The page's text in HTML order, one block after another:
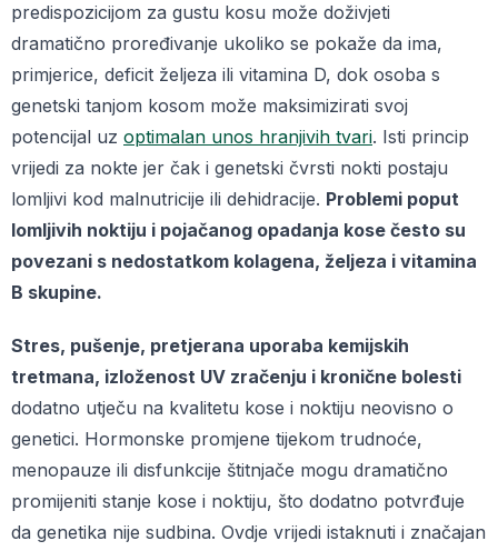
predispozicijom za gustu kosu može doživjeti
dramatično proređivanje ukoliko se pokaže da ima,
primjerice, deficit željeza ili vitamina D, dok osoba s
genetski tanjom kosom može maksimizirati svoj
potencijal uz optimalan unos hranjivih tvari. Isti princip
vrijedi za nokte jer čak i genetski čvrsti nokti postaju
lomljivi kod malnutricije ili dehidracije. Problemi poput
lomljivih noktiju i pojačanog opadanja kose često su
povezani s nedostatkom kolagena, željeza i vitamina
B skupine.
Stres, pušenje, pretjerana uporaba kemijskih
tretmana, izloženost UV zračenju i kronične bolesti
dodatno utječu na kvalitetu kose i noktiju neovisno o
genetici. Hormonske promjene tijekom trudnoće,
menopauze ili disfunkcije štitnjače mogu dramatično
promijeniti stanje kose i noktiju, što dodatno potvrđuje
da genetika nije sudbina. Ovdje vrijedi istaknuti i značajan